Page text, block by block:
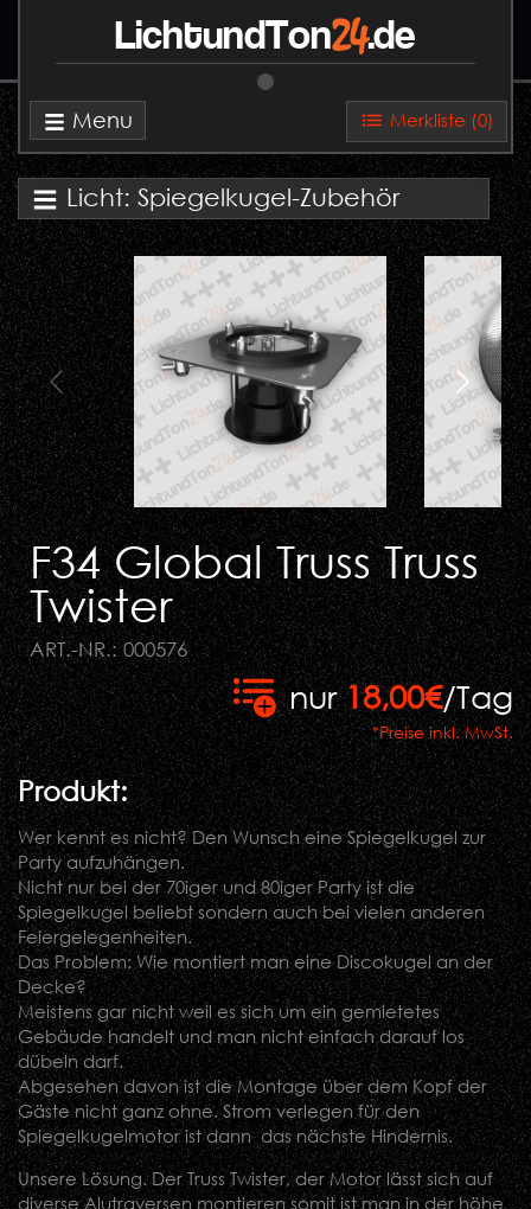
Merkliste (0)
Menu
LichtundTon24.de
Licht: Spiegelkugel-Zubehör
F34 Global Truss Truss
Twister
ART.-NR.: 000576
nur18,00€/Tag
*Preise inkl. MwSt.
Produkt:
Wer kennt es nicht? Den Wunsch eine Spiegelkugel zur
Party aufzuhängen.
Nicht nur bei der 70iger und 80iger Party ist die
Spiegelkugel beliebt sondern auch bei vielen anderen
Feiergelegenheiten.
Das Problem: Wie montiert man eine Discokugel an der
Decke?
Meistens gar nicht weil es sich um ein gemietetes
Gebäude handelt und man nicht einfach darauf los
dübeln darf.
Abgesehen davon ist die Montage über dem Kopf der
Gäste nicht ganz ohne. Strom verlegen für den
Spiegelkugelmotor ist dann das nächste Hindernis.
Unsere Lösung. Der Truss Twister, der Motor lässt sich auf
diverse Alutraversen montieren somit ist man in der höhe